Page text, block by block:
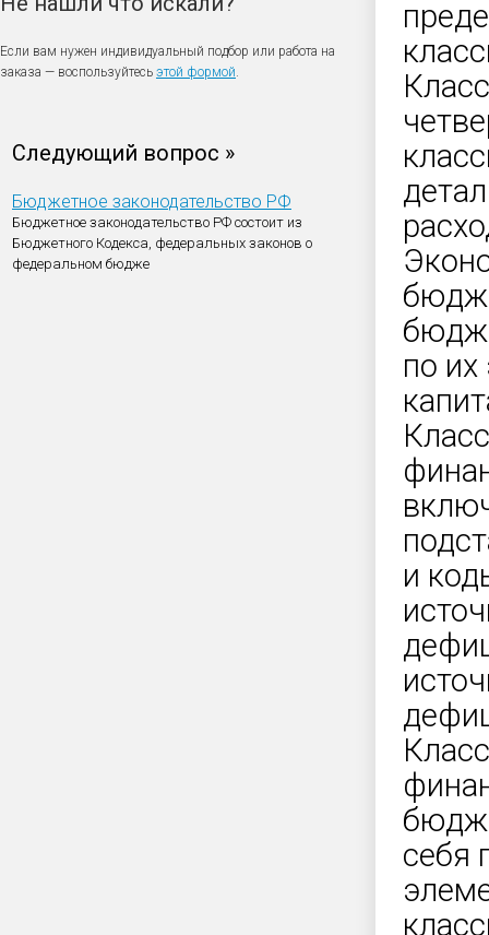
Если вам нужен индивидуальный подбор или работа на
заказа — воспользуйтесь этой формой.
Следующий вопрос »
Бюджетное законодательство РФ
Бюджетное законодательство РФ состоит из
Бюджетного Кодекса, федеральных законов о
федеральном бюдже
по
и
себя